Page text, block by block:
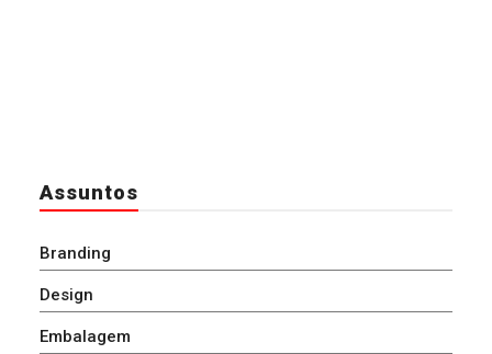
Assuntos
Branding
Design
Embalagem